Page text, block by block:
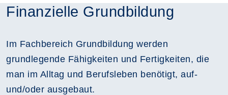
Finanzielle Grundbildung
Im Fachbereich Grundbildung werden
grundlegende Fähigkeiten und Fertigkeiten, die
man im Alltag und Berufsleben benötigt, auf-
und/oder ausgebaut.